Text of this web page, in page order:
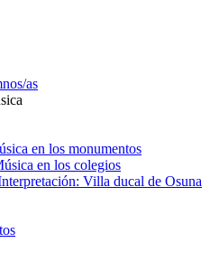
as
en los monumentos
en los colegios
Villa ducal de Osuna